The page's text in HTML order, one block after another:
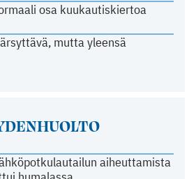
osa kuukautiskiertoa
mutta yleensä
aiheuttamista